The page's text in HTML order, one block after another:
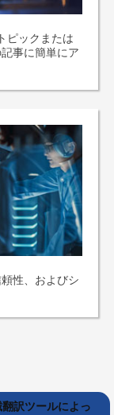
ピックまたは
事に簡単にア
性、およびシ
訳ツールによっ